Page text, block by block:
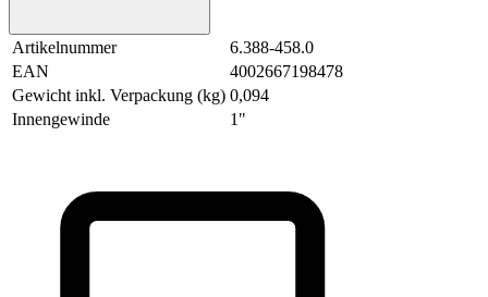
Artikelnummer
6.388-458.0
EAN
4002667198478
Gewicht inkl. Verpackung (kg) 0,094
Innengewinde
1"